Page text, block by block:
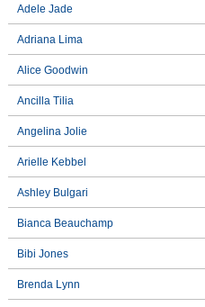
Adele Jade
Adriana Lima
Alice Goodwin
Ancilla Tilia
Angelina Jolie
Arielle Kebbel
Ashley Bulgari
Bianca Beauchamp
Bibi Jones
Brenda Lynn